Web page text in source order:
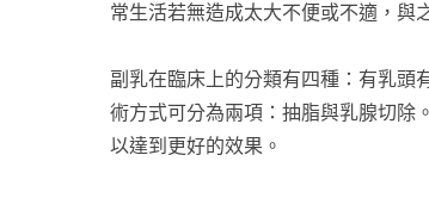
常生活若無造成太大不便或不適，與
副乳在臨床上的分類有四種：有乳頭
術方式可分為兩項：抽脂與乳腺切除
以達到更好的效果。